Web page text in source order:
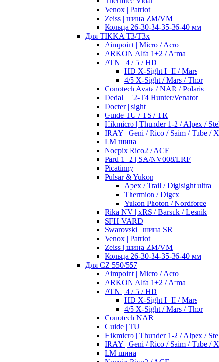
Venox | Patriot
Zeiss | шина ZM/VM
Кольца 26-30-34-35-36-40 мм
Для TIKKA T3/T3x
Aimpoint | Micro / Acro
ARKON Alfa 1+2 / Arma
ATN | 4 / 5 / HD
HD X-Sight I+II / Mars
4/5 X-Sight / Mars / Thor
Conotech Avata / NAR / Polaris
Dedal | T2-T4 Hunter/Venator
Docter | sight
Guide TU / TS / TR
Hikmicro | Thunder 1-2 / Alpex /
IRAY | Geni / Rico / Saim / Tube /
LM шина
Nocpix Rico2 / ACE
Pard 1+2 | SA/NV008/LRF
Picatinny
Pulsar & Yukon
Apex / Trail / Digisight ultra
Thermion / Digex
Yukon Photon / Nordforce
Rika NV | xRS / Barsuk / Lesnik
SFH VARD
Swarovski | шина SR
Venox | Patriot
Zeiss | шина ZM/VM
Кольца 26-30-34-35-36-40 мм
Для CZ 550/557
Aimpoint | Micro / Acro
ARKON Alfa 1+2 / Arma
ATN | 4 / 5 / HD
HD X-Sight I+II / Mars
4/5 X-Sight / Mars / Thor
Conotech NAR
Guide | TU
Hikmicro | Thunder 1-2 / Alpex /
IRAY | Geni / Rico / Saim / Tube /
LM шина